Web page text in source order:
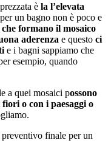
è la l’elevata
un bagno non è poco e
formano il mosaico
aderenza e questo ci
e i bagni sappiamo che
esempio, quando
a quei mosaici possono
o con i paesaggi o
finale per un